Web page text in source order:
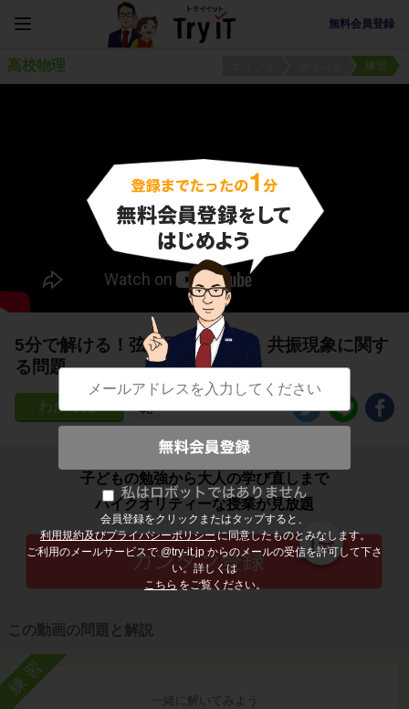
無料会員登録
会員登録をクリックまたはタップすると、
利用規約及びプライバシーポリシーに同意したものとみなします。
ご利用のメールサービスで @try-it.jp からのメールの受信を許可して下さ
い。詳しくは
こちら をご覧ください。
高校物理 練習
5分で解ける！弦の固有振動数、共振現象に関す
る問題
43
子どもの勉強から大人の学び直しまで
ハイクオリティーな授業が見放題
この動画の問題と解説
練習
一緒に解いてみよう